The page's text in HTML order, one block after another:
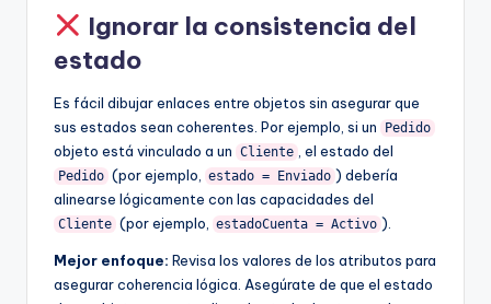
Ignorar la consistencia del
estado
Es fácil dibujar enlaces entre objetos sin asegurar que
sus estados sean coherentes. Por ejemplo, si un
Pedido
objeto está vinculado a un Cliente , el estado del
Pedido (por ejemplo, estado = Enviado ) debería
alinearse lógicamente con las capacidades del
Cliente (por ejemplo, estadoCuenta = Activo ).
Mejor enfoque: Revisa los valores de los atributos para
asegurar coherencia lógica. Asegúrate de que el estado